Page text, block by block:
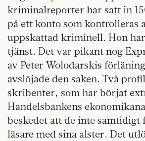
kriminalreporter har satt in
på ett konto som kontrolleras
uppskattad kriminell. Hon
tjänst. Det var pikant nog
av Peter Wolodarskis
avslöjade den saken. Två
skribenter, som har börjat
Handelsbankens
beskedet att de inte samtidigt
läsare med sina alster. Det